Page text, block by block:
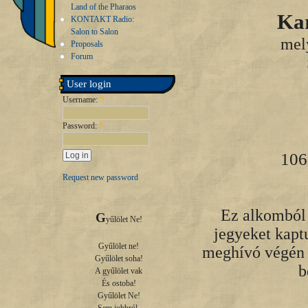
Land of the Pharaos
KONTAKT Radio:
Salon to Salon
Proposals
Forum
User login
Username: *
Password: *
Request new password
Gyűlölet Ne!
Gyűlölet ne!
Gyűlölet soha!
A gyűlölet vak
És ostoba!
Gyűlölet Ne!
Ez alkomból
jegyeket
meghívó